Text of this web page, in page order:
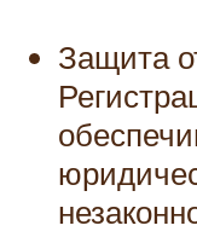
Защита